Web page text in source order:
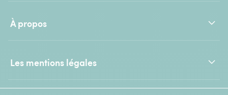
À propos
Les mentions légales